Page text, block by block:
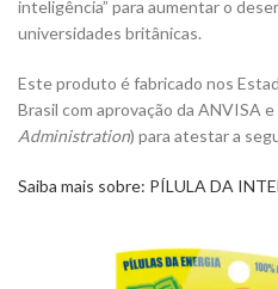
inteligência” para aumentar o
universidades britânicas.
Este produto é fabricado nos
Brasil com aprovação da ANVISA e
Administration) para atestar a
Saiba mais sobre: PÍLULA DA